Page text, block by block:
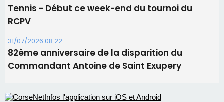
Les plus lus
Satine Nomary est la nouvelle Miss Corse 2026
Éclipse du 12 août : la Corse aux premières loges
d'un spectacle qui ne reviendra pas avant 2081
avant le concert de Mosimann